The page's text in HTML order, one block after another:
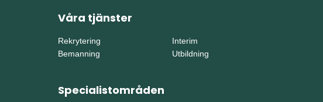
Våra tjänster
Rekrytering
Bemanning
Interim
Utbildning
Specialistområden